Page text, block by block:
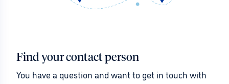
Find your contact person
You have a question and want to get in touch with